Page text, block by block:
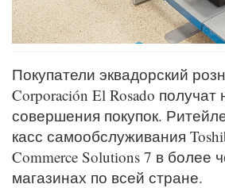
Покупатели эквадорский
Corporación El Rosado
совершения покупок.
касс самообслуживания
Commerce Solutions 7 в более
магазинах по всей стране.